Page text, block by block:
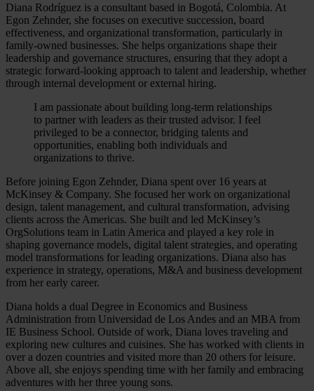
Diana Rodríguez is a consultant based in Bogotá, Colombia. At
Egon Zehnder, she focuses on executive succession, board
effectiveness, and organizational transformation, particularly in
family-owned businesses. She helps organizations shape their
leadership and governance structures, ensuring that they adopt a
strategic forward-looking approach to talent and leadership, whether
through internal development or external hiring.
I am passionate about building long-term relationships
to partner with leaders as their trusted advisor. I feel
privileged to be a connector, bridging talents and
opportunities, enabling both individuals and
organizations to thrive.
Before joining Egon Zehnder, Diana spent over 16 years at
McKinsey & Company. She focused her work on organizational
design, talent management, and cultural transformation, advising
clients across the Americas. She built and led McKinsey’s
OrgSolutions team in Latin America and played a key role in
shaping governance models, digital talent strategies, and operating
model transformations for leading organizations. Diana also has
experience in strategy, operations, M&A and business development
from her early career.
Diana holds a dual Degree in Economics and Business
Administration from Universidad de Los Andes and an MBA from
IE Business School. Outside of work, Diana loves traveling and
exploring new cultures and cuisines. She has worked with clients in
over a dozen countries and visited more than 20 others for leisure.
Above all, she enjoys spending time with her family and embracing
adventures with her three young sons.